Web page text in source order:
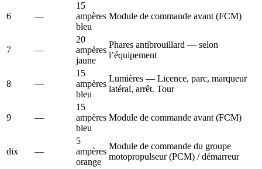
6 —
15
ampères
bleu
Module de commande avant (FCM)
7 —
20
ampères
jaune
Phares antibrouillard — selon
l’équipement
8 —
15
ampères
bleu
Lumières — Licence, parc, marqueur
latéral, arrêt. Tour
9 —
15
ampères
bleu
Module de commande avant (FCM)
dix —
5
ampères
orange
Module de commande du groupe
motopropulseur (PCM) / démarreur